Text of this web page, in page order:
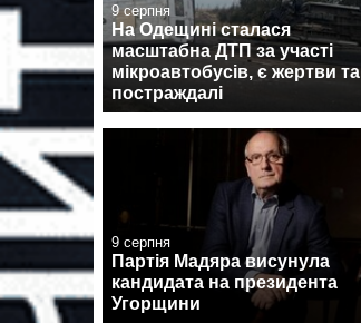
9 серпня
На Одещині сталася
масштабна ДТП за участі
мікроавтобусів, є жертви та
постраждалі
9 серпня
Партія Мадяра висунула
кандидата на президента
Угорщини